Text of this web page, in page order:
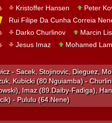
Kristoffer Hansen Peter
Rui Filipe Da Cunha Correia
Darko Churlinov Marcin
Jesus Imaz Mohamed
- Sacek, Stojinovic, Dieguez,
Kubicki (80.Nguiamba) -
Imaz (89.Daiby-Fadiga),
- Pululu (64.Nene)